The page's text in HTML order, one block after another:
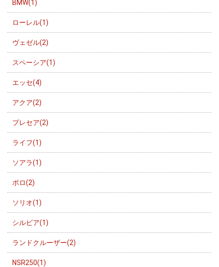
BMW(1)
ローレル(1)
ヴェゼル(2)
スペーシア(1)
エッセ(4)
アクア(2)
プレセア(2)
ライフ(1)
ソアラ(1)
ポロ(2)
ソリオ(1)
シルビア(1)
ランドクルーザー(2)
NSR250(1)